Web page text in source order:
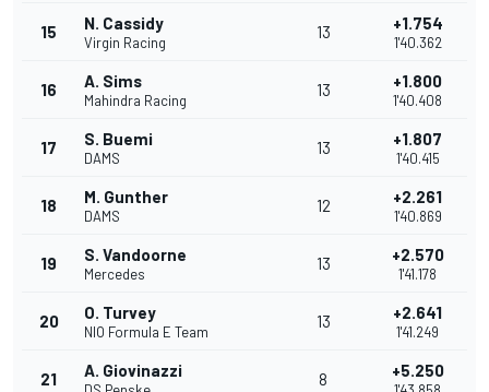
15 N. Cassidy
Virgin Racing
13 +1.754
1'40.362
16 A. Sims
Mahindra Racing
13 +1.800
1'40.408
17 S. Buemi
DAMS
13 +1.807
1'40.415
18 M. Gunther
DAMS
12 +2.261
1'40.869
19 S. Vandoorne
Mercedes
13 +2.570
1'41.178
20 O. Turvey
NIO Formula E Team
13 +2.641
1'41.249
21 A. Giovinazzi 8 +5.250